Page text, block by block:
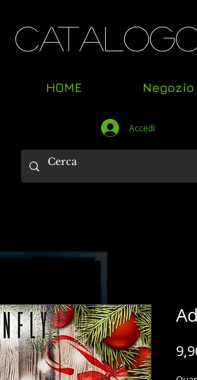
Catalogo
HOME Negozio
Accedi